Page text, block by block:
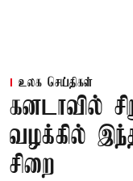
உலக செய்திகள்
கனடாவில்
வழக்கில்
சிறை